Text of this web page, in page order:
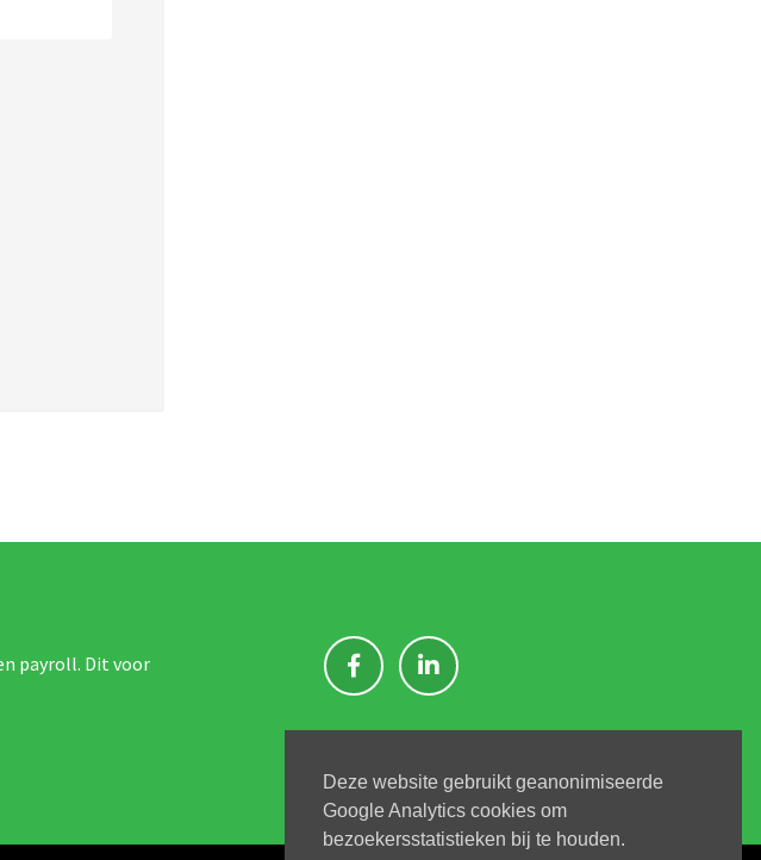
Deze website gebruikt geanonimiseerde
Google Analytics cookies om
bezoekersstatistieken bij te houden.
payroll. Dit voor